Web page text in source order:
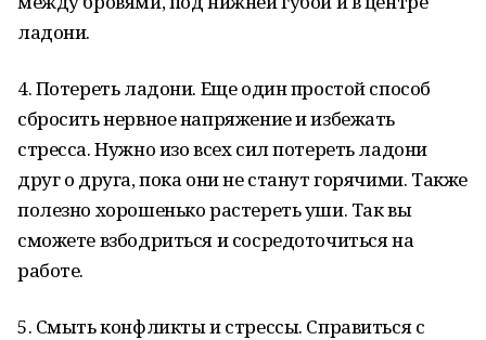
ладони.
4. Потереть ладони. Еще один простой способ
сбросить нервное напряжение и избежать
стресса. Нужно изо всех сил потереть ладони
друг о друга, пока они не станут горячими. Также
полезно хорошенько растереть уши. Так вы
сможете взбодриться и сосредоточиться на
работе.
5. Смыть конфликты и стрессы. Справиться с